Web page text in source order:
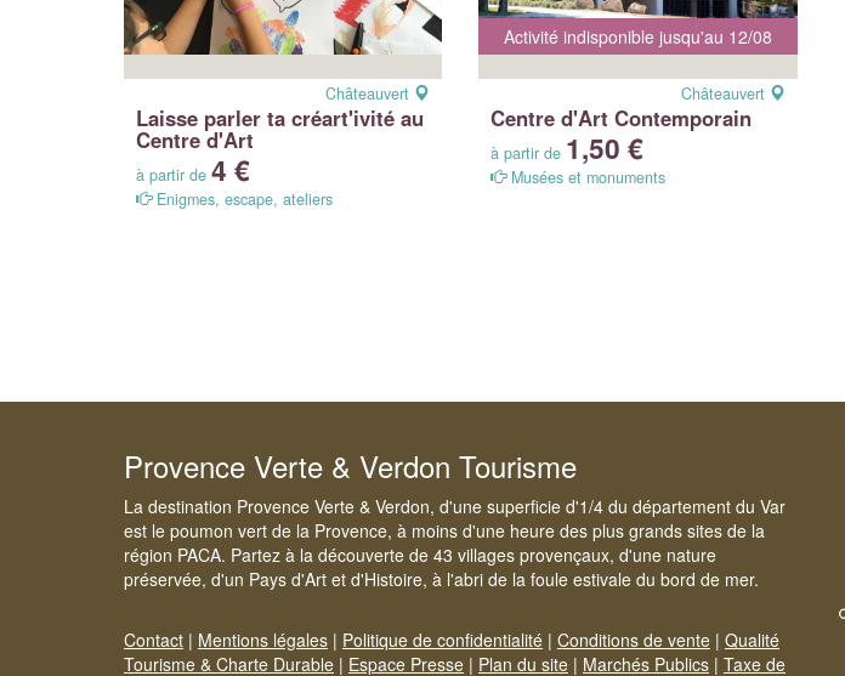
Châteauvert
Laisse parler ta créart'ivité au
Centre d'Art
à partir de 4 €
Enigmes, escape, ateliers
Activité indisponible jusqu'au 12/08
Châteauvert
Centre d'Art Contemporain
à partir de 1,50 €
Musées et monuments
Provence Verte & Verdon Tourisme
La destination Provence Verte & Verdon, d'une superficie d'1/4 du département du Var
est le poumon vert de la Provence, à moins d'une heure des plus grands sites de la
région PACA. Partez à la découverte de 43 villages provençaux, d'une nature
préservée, d'un Pays d'Art et d'Histoire, à l'abri de la foule estivale du bord de mer.
Contact | Mentions légales | Politique de confidentialité | Conditions de vente | Qualité
Tourisme & Charte Durable | Espace Presse | Plan du site | Marchés Publics | Taxe de